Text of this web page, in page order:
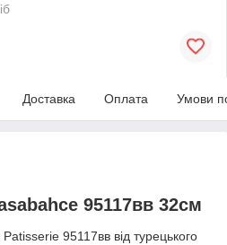
Доставка Оплата Умови
95117вв 32см
95117вв від турецького